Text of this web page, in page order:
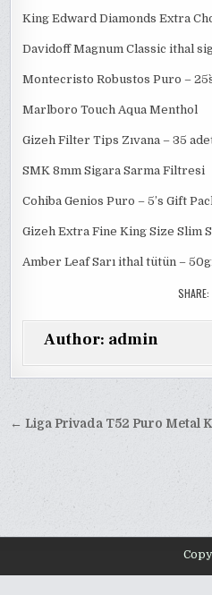
King Edward Diamonds Extra
Davidoff Magnum Classic ithal
Montecristo Robustos Puro –
Marlboro Touch Aqua Menthol
Gizeh Filter Tips Zıvana – 35
SMK 8mm Sigara Sarma Filtresi
Cohiba Genios Puro – 5’s Gift
Gizeh Extra Fine King Size Slim
Amber Leaf Sarı ithal tütün –
SHARE:
Author: admin
Yazı
← Liga Privada T52 Puro Metal